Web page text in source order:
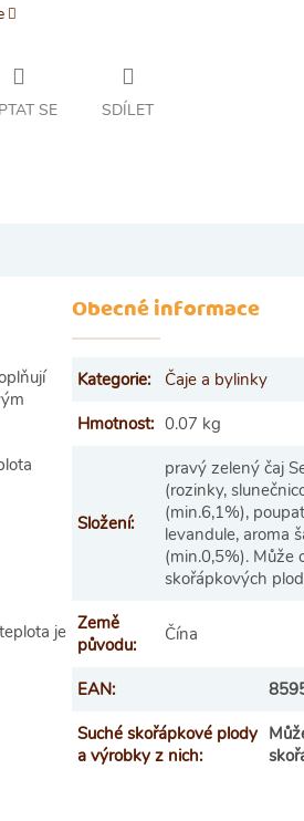
SE SDÍLET
je
Obecné informace
Kategorie:
Čaje a bylinky
Hmotnost: 0.07 kg
Složení:
pravý zelený čaj
(rozinky,
(min.6,1%),
levandule, aroma
(min.0,5%). Může
skořápkových
Země
původu: Čína
EAN:
Suché skořápkové plody
a výrobky z nich: